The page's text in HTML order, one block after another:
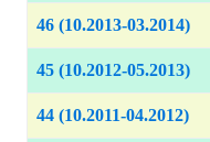
46 (10.2013-03.2014)
45 (10.2012-05.2013)
44 (10.2011-04.2012)